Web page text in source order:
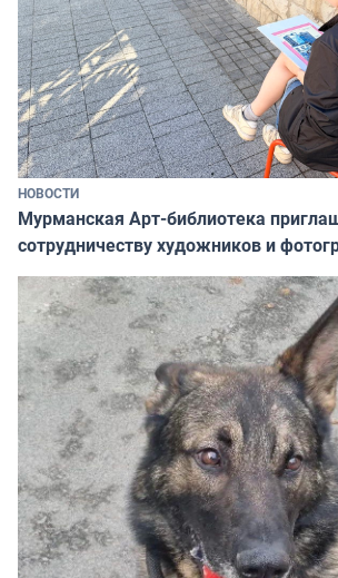
НОВОСТИ
Мурманская Арт-библиотека
сотрудничеству художников и